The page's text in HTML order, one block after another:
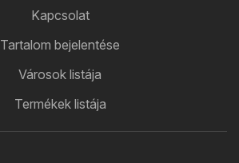
Kapcsolat
Tartalom bejelentése
Városok listája
Termékek listája